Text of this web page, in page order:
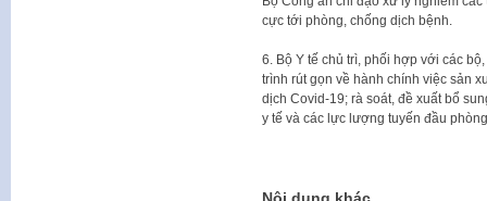
cực tới phòng, chống dịch bệnh.
6. Bộ Y tế chủ trì, phối hợp với các
trình rút gọn về hành chính việc sản
dịch Covid-19; rà soát, đề xuất bổ
y tế và các lực lượng tuyến đầu